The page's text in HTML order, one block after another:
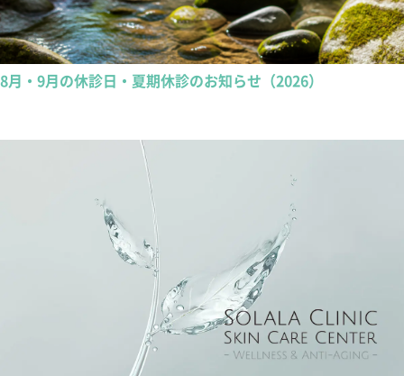
8月・9月の休診日・夏期休診のお知らせ（2026）